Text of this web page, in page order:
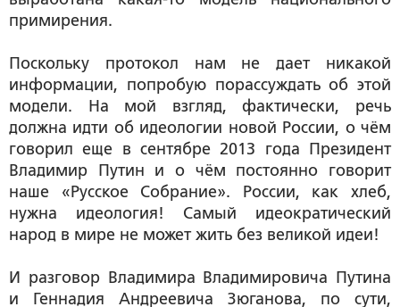
примирения.
Поскольку протокол нам не дает никакой
информации, попробую порассуждать об этой
модели. На мой взгляд, фактически, речь
должна идти об идеологии новой России, о чём
говорил еще в сентябре 2013 года Президент
Владимир Путин и о чём постоянно говорит
наше «Русское Собрание».
России, как хлеб,
нужна идеология! Самый идеократический
народ в мире не может жить без великой идеи!
И разговор Владимира Владимировича Путина
и Геннадия Андреевича Зюганова, по сути,